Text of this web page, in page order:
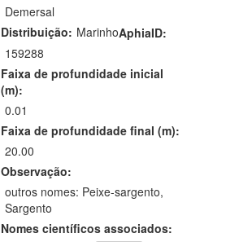
Demersal
Distribuição: MarinhoAphiaID:
159288
Faixa de profundidade inicial
(m):
0.01
Faixa de profundidade final (m):
20.00
Observação:
outros nomes: Peixe-sargento,
Sargento
Nomes científicos associados: